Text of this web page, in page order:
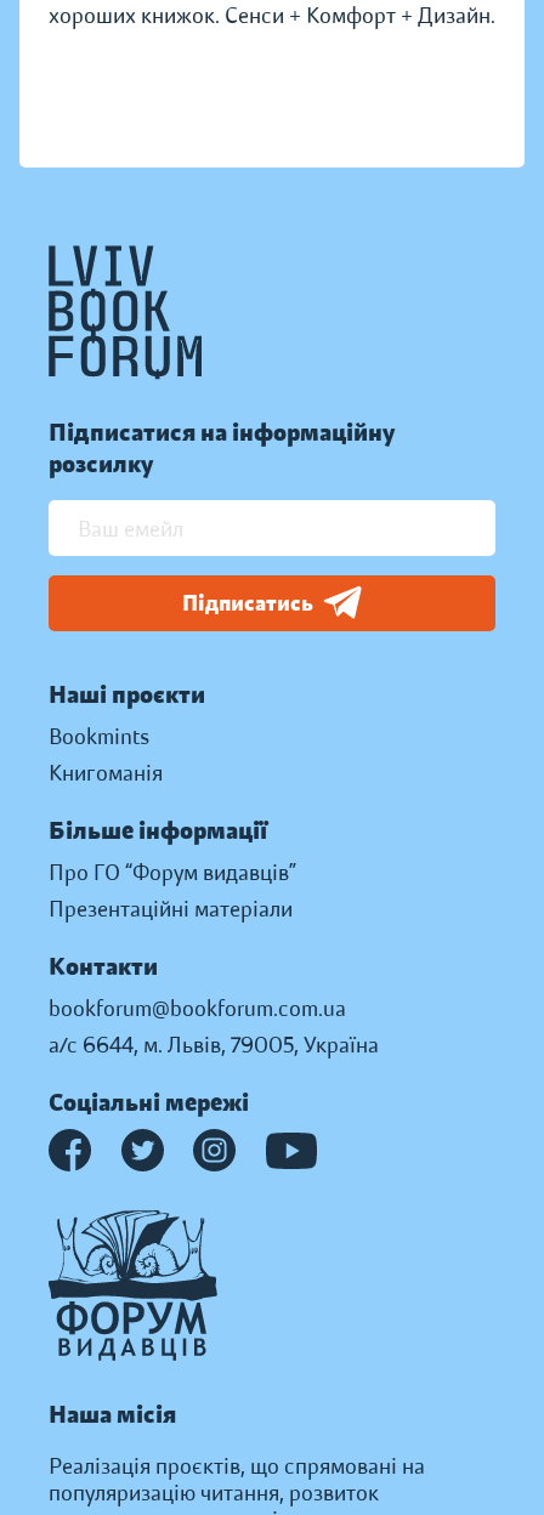
хороших книжок. Сенси + Комфорт + Дизайн.
Підписатися на інформаційну
розсилку
Підписатись
Наші проєкти
Bookmints
Книгоманія
Більше інформації
Про ГО “Форум видавців”
Презентаційні матеріали
Контакти
bookforum@bookforum.com.ua
а/с 6644, м. Львів, 79005, Україна
Соціальні мережі
Наша місія
Реалізація проєктів, що спрямовані на
популяризацію читання, розвиток